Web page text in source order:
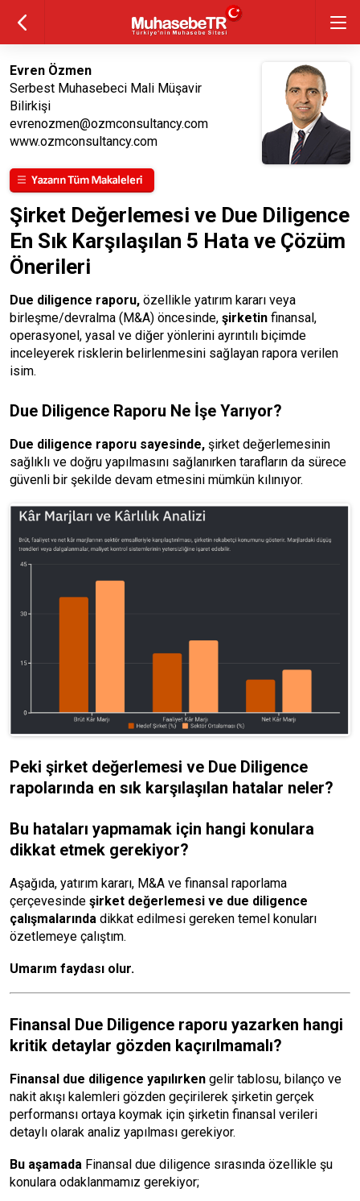
Evren Özmen
Serbest Muhasebeci Mali Müşavir
Bilirkişi
evrenozmen@ozmconsultancy.com
www.ozmconsultancy.com
Şirket Değerlemesi ve Due Diligence
En Sık Karşılaşılan 5 Hata ve Çözüm
Önerileri
Due diligence raporu, özellikle yatırım kararı veya
birleşme/devralma (M&A) öncesinde, şirketin finansal,
operasyonel, yasal ve diğer yönlerini ayrıntılı biçimde
inceleyerek risklerin belirlenmesini sağlayan rapora verilen
isim.
Due Diligence Raporu Ne İşe Yarıyor?
Due diligence raporu sayesinde, şirket değerlemesinin
sağlıklı ve doğru yapılmasını sağlanırken tarafların da sürece
güvenli bir şekilde devam etmesini mümkün kılınıyor.
Peki şirket değerlemesi ve Due Diligence
rapolarında en sık karşılaşılan hatalar neler?
Bu hataları yapmamak için hangi konulara
dikkat etmek gerekiyor?
Aşağıda, yatırım kararı, M&A ve finansal raporlama
çerçevesinde şirket değerlemesi ve due diligence
çalışmalarında dikkat edilmesi gereken temel konuları
özetlemeye çalıştım.
Umarım faydası olur.
Finansal Due Diligence raporu yazarken hangi
kritik detaylar gözden kaçırılmamalı?
Finansal due diligence yapılırken gelir tablosu, bilanço ve
nakit akışı kalemleri gözden geçirilerek şirketin gerçek
performansı ortaya koymak için şirketin finansal verileri
detaylı olarak analiz yapılması gerekiyor.
Bu aşamada Finansal due diligence sırasında özellikle şu
konulara odaklanmamız gerekiyor;